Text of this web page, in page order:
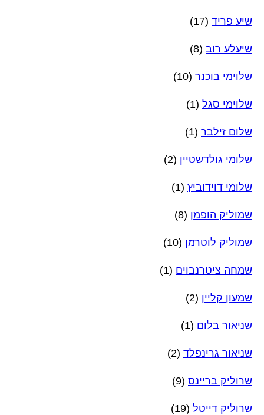
שיע פריד (17)
שיעלע רוב (8)
שלוימי בוכנר (10)
שלוימי סגל (1)
שלום זילבר (1)
שלומי גולדשטיין (2)
שלומי דוידוביץ (1)
שמוליק הופמן (8)
שמוליק לוטרמן (10)
שמחה ציטרנבוים (1)
שמעון קליין (2)
שניאור בלום (1)
שניאור גרינפלד (2)
שרוליק בריינס (9)
שרוליק דייטל (19)